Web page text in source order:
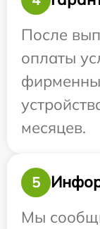
После
оплаты
месяцев.
5
Мы